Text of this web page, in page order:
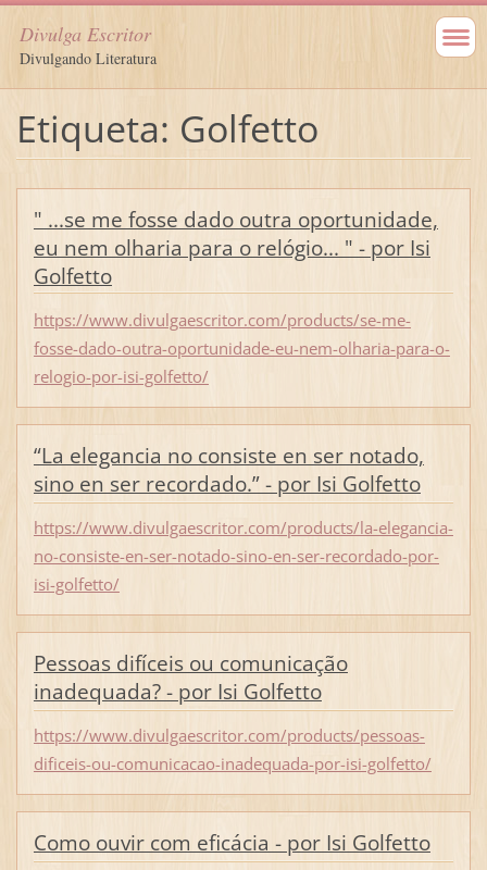
Divulga Escritor
Divulgando Literatura
Etiqueta: Golfetto
" ...se me fosse dado outra oportunidade,
eu nem olharia para o relógio... " - por Isi
Golfetto
https://www.divulgaescritor.com/products/se-me-
fosse-dado-outra-oportunidade-eu-nem-olharia-para-o-
relogio-por-isi-golfetto/
“La elegancia no consiste en ser notado,
sino en ser recordado.” - por Isi Golfetto
https://www.divulgaescritor.com/products/la-elegancia-
no-consiste-en-ser-notado-sino-en-ser-recordado-por-
isi-golfetto/
Pessoas difíceis ou comunicação
inadequada? - por Isi Golfetto
https://www.divulgaescritor.com/products/pessoas-
dificeis-ou-comunicacao-inadequada-por-isi-golfetto/
Como ouvir com eficácia - por Isi Golfetto